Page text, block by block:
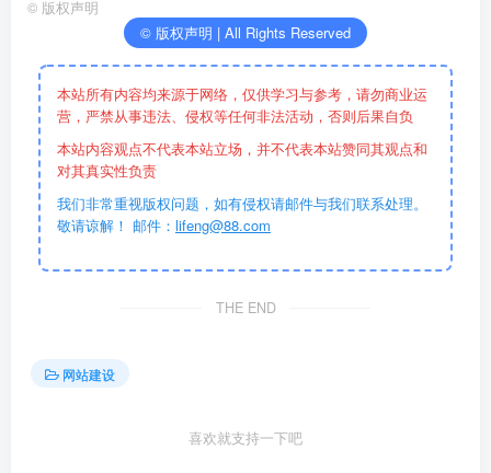
© 版权声明
© 版权声明 | All Rights Reserved
本站所有内容均来源于网络，仅供学习与参考，请勿商业运
营，严禁从事违法、侵权等任何非法活动，否则后果自负
本站内容观点不代表本站立场，并不代表本站赞同其观点和
对其真实性负责
我们非常重视版权问题，如有侵权请邮件与我们联系处理。
敬请谅解！ 邮件： lifeng@88.com
THE END
网站建设
喜欢就支持一下吧